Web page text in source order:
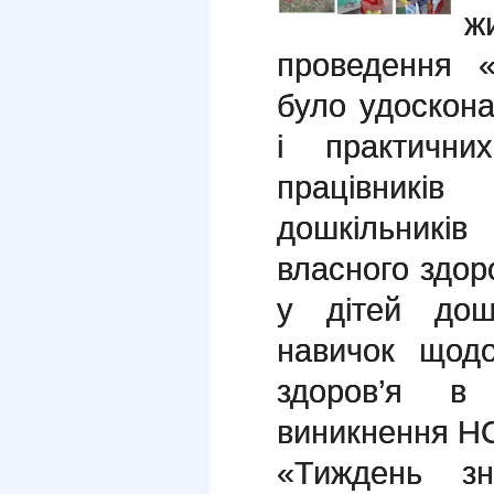
проведення
було
і
власного
у дітей
навичок
здоров’я
виникнення
«Тиждень